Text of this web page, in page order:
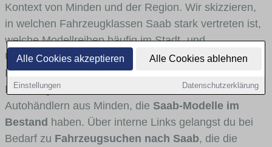
Alle Cookies akzeptieren Alle Cookies ablehnen
Einstellungen Datenschutzerklärung
Kontext von Minden und der Region. Wir skizzieren,
in welchen Fahrzeugklassen Saab stark vertreten ist,
welche Modellreihen häufig im Stadt- und
Umlandverkehr zu sehen sind und für welche
Fahrertypen die Marke interessant ist. Viele
Fahrzeuge stammen von Autohäusern und
Autohändlern aus Minden, die Saab-Modelle im
Bestand haben. Über interne Links gelangst du bei
Bedarf zu Fahrzeugsuchen nach Saab, die die